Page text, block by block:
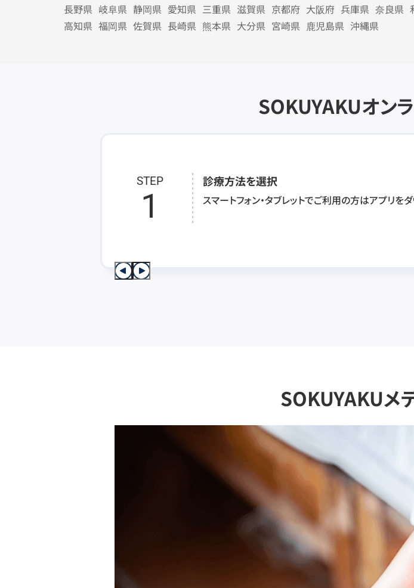
長野県 岐阜県 静岡県 愛知県 三重県 滋賀県 京都府 大阪府 兵庫県 奈良県
高知県 福岡県 佐賀県 長崎県 熊本県 大分県 宮崎県 鹿児島県 沖縄県
SOKUYAKUオン
STEP
1
診療方法を選択
スマートフォン・タブレットでご利用の方はアプリを
SOKUYAKUメ